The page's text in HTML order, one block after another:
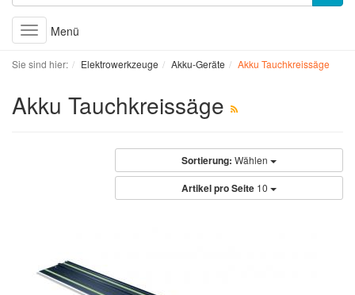
Toggle
navigation
Menü
Sie sind hier: Elektrowerkzeuge Akku-Geräte Akku Tauchkreissäge
Akku Tauchkreissäge
Sortierung: Wählen
Artikel pro Seite 10